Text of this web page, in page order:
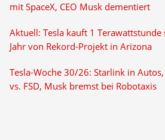
mit SpaceX, CEO Musk dementiert
Aktuell: Tesla kauft 1
Jahr von Rekord-Projekt in Arizona
Tesla-Woche 30/26: Starlink in
vs. FSD, Musk bremst bei Robotaxis